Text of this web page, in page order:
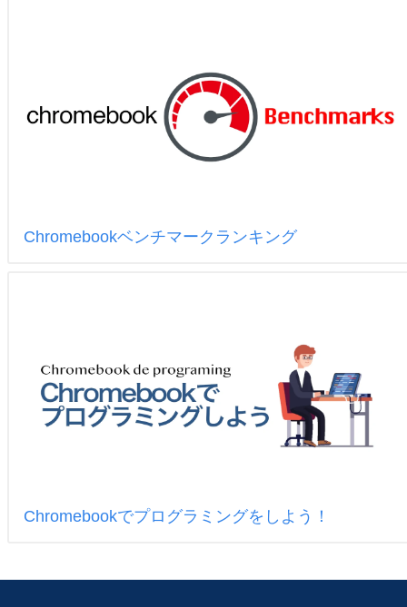
Chromebookベンチマークランキング
Chromebookでプログラミングをしよう！